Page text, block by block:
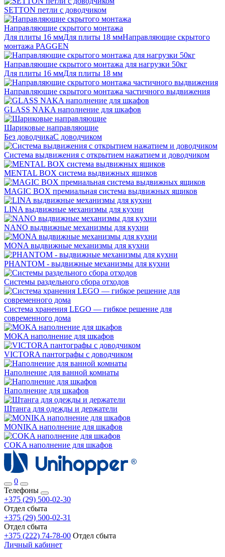
SETTON петли с доводчиком
Направляющие скрытого монтажа
Для плиты 16 ммДля плиты 18 ммНаправляющие скрытого
монтажа PAGGEN
Направляющие скрытого монтажа для нагрузки 50кг
Для плиты 16 ммДля плиты 18 мм
Направляющие скрытого монтажа частичного выдвижения
GLASS NAKA наполнение для шкафов
Шариковые направляющие
Без доводчикаС доводчиком
Система выдвижения с открытием нажатием и доводчиком
MENTAL BOX система выдвижных ящиков
MAGIC BOX премиальная система выдвижных ящиков
LINA выдвижные механизмы для кухни
NANO выдвижные механизмы для кухни
MONA выдвижные механизмы для кухни
PHANTOM - выдвижные механизмы для кухни
Системы раздельного сбора отходов
Система хранения LEGO — гибкое решение для
современного дома
MOKA наполнение для шкафов
VICTORA пантографы с доводчиком
Наполнение для ванной комнаты
Наполнение для шкафов
Штанга для одежды и держатели
MONIKA наполнение для шкафов
COKA наполнение для шкафов
0
Телефоны
+375 (29) 500-02-30
Отдел сбыта
+375 (29) 500-02-31
Отдел сбыта
+375 (222) 74-78-00 Отдел сбыта
Личный кабинет